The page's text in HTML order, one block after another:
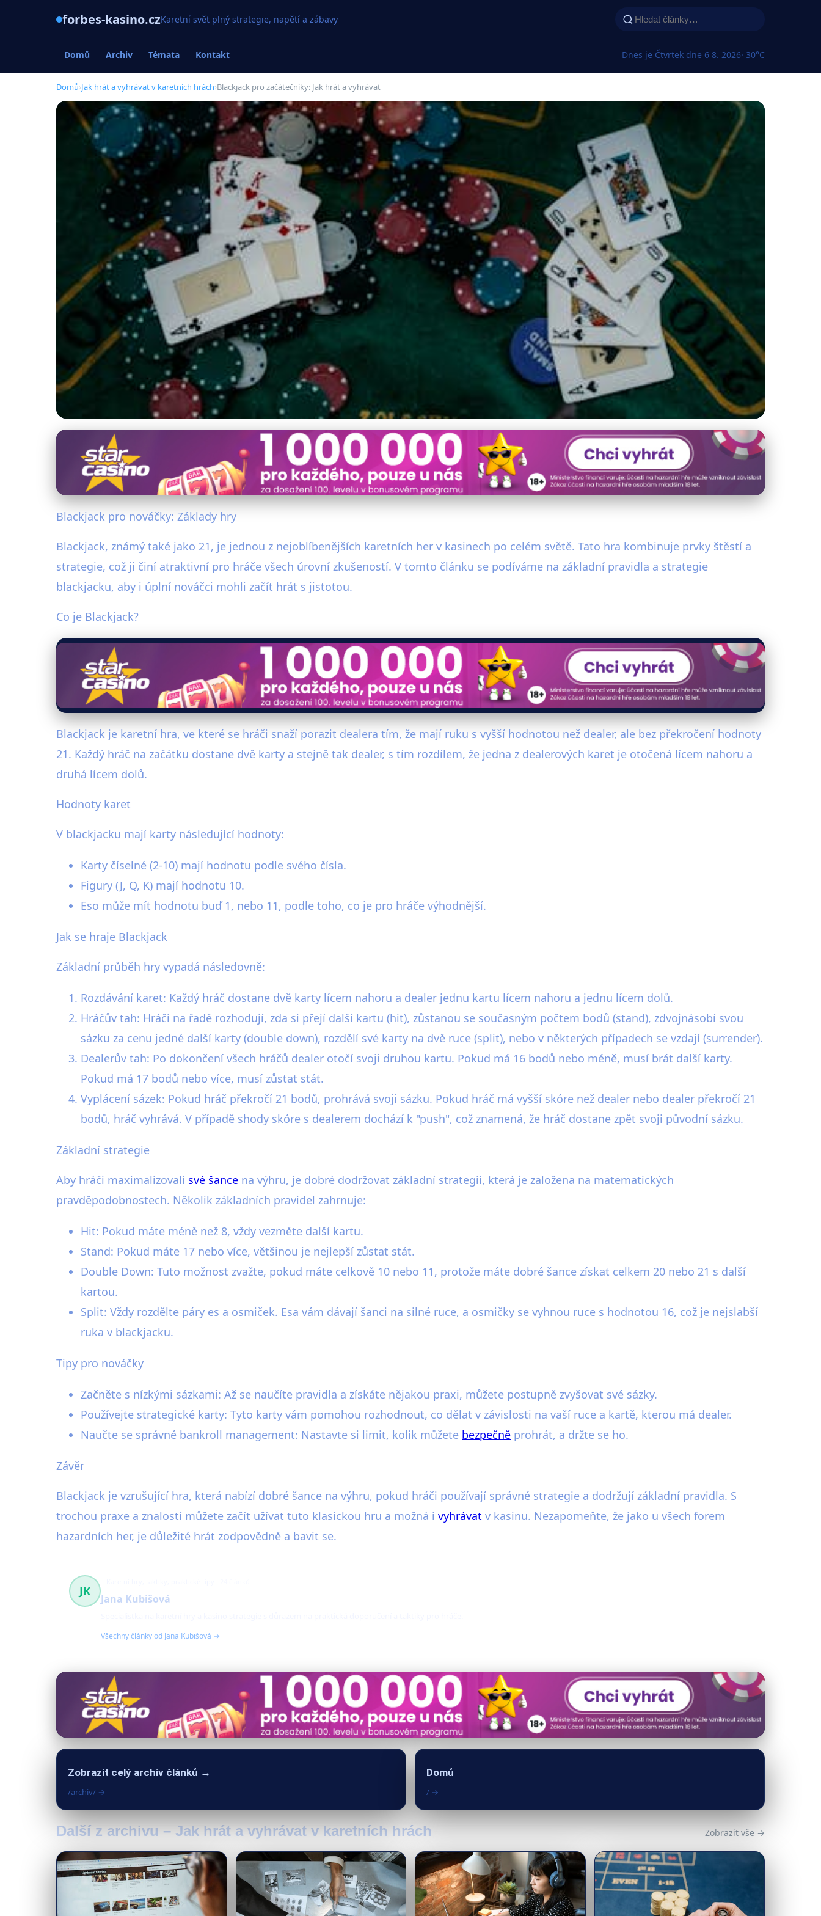
forbes-kasino.czKaretní svět plný strategie, napětí a zábavy
Domů Archiv Témata Kontakt Dnes je Čtvrtek dne 6 8. 2026· 30°C
Domů›Jak hrát a vyhrávat v karetních hrách›Blackjack pro začátečníky: Jak hrát a vyhrávat
Jak hrát a vyhrávat v karetních hrách
Blackjack pro začátečníky: Jak hrát a vyhrávat
13. 1. 2026· 4 min čtení · Autor: Jana Kubišová
Blackjack pro nováčky: Základy hry
Blackjack, známý také jako 21, je jednou z nejoblíbenějších karetních her v kasinech po celém světě. Tato hra kombinuje prvky štěstí a
strategie, což ji činí atraktivní pro hráče všech úrovní zkušeností. V tomto článku se podíváme na základní pravidla a strategie
blackjacku, aby i úplní nováčci mohli začít hrát s jistotou.
Co je Blackjack?
Blackjack je karetní hra, ve které se hráči snaží porazit dealera tím, že mají ruku s vyšší hodnotou než dealer, ale bez překročení hodnoty
21. Každý hráč na začátku dostane dvě karty a stejně tak dealer, s tím rozdílem, že jedna z dealerových karet je otočená lícem nahoru a
druhá lícem dolů.
Hodnoty karet
V blackjacku mají karty následující hodnoty:
Karty číselné (2-10) mají hodnotu podle svého čísla.
Figury (J, Q, K) mají hodnotu 10.
Eso může mít hodnotu buď 1, nebo 11, podle toho, co je pro hráče výhodnější.
Jak se hraje Blackjack
Základní průběh hry vypadá následovně:
Rozdávání karet: Každý hráč dostane dvě karty lícem nahoru a dealer jednu kartu lícem nahoru a jednu lícem dolů.
Hráčův tah: Hráči na řadě rozhodují, zda si přejí další kartu (hit), zůstanou se současným počtem bodů (stand), zdvojnásobí svou
sázku za cenu jedné další karty (double down), rozdělí své karty na dvě ruce (split), nebo v některých případech se vzdají (surrender).
Dealerův tah: Po dokončení všech hráčů dealer otočí svoji druhou kartu. Pokud má 16 bodů nebo méně, musí brát další karty.
Pokud má 17 bodů nebo více, musí zůstat stát.
Vyplácení sázek: Pokud hráč překročí 21 bodů, prohrává svoji sázku. Pokud hráč má vyšší skóre než dealer nebo dealer překročí 21
bodů, hráč vyhrává. V případě shody skóre s dealerem dochází k "push", což znamená, že hráč dostane zpět svoji původní sázku.
Základní strategie
Aby hráči maximalizovali své šance na výhru, je dobré dodržovat základní strategii, která je založena na matematických
pravděpodobnostech. Několik základních pravidel zahrnuje:
Hit: Pokud máte méně než 8, vždy vezměte další kartu.
Stand: Pokud máte 17 nebo více, většinou je nejlepší zůstat stát.
Double Down: Tuto možnost zvažte, pokud máte celkově 10 nebo 11, protože máte dobré šance získat celkem 20 nebo 21 s další
kartou.
Split: Vždy rozdělte páry es a osmiček. Esa vám dávají šanci na silné ruce, a osmičky se vyhnou ruce s hodnotou 16, což je nejslabší
ruka v blackjacku.
Tipy pro nováčky
Začněte s nízkými sázkami: Až se naučíte pravidla a získáte nějakou praxi, můžete postupně zvyšovat své sázky.
Používejte strategické karty: Tyto karty vám pomohou rozhodnout, co dělat v závislosti na vaší ruce a kartě, kterou má dealer.
Naučte se správné bankroll management: Nastavte si limit, kolik můžete bezpečně prohrát, a držte se ho.
Závěr
Blackjack je vzrušující hra, která nabízí dobré šance na výhru, pokud hráči používají správné strategie a dodržují základní pravidla. S
trochou praxe a znalostí můžete začít užívat tuto klasickou hru a možná i vyhrávat v kasinu. Nezapomeňte, že jako u všech forem
hazardních her, je důležité hrát zodpovědně a bavit se.
JK
Jana Kubišová
Všechny články od Jana Kubišová →
Zobrazit celý archiv článků →
/archiv/ →
Domů
/ →
Další z archivu – Jak hrát a vyhrávat v karetních hrách Zobrazit vše →